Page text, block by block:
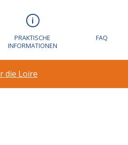
PRAKTISCHE
INFORMATIONEN
FAQ
die Loire